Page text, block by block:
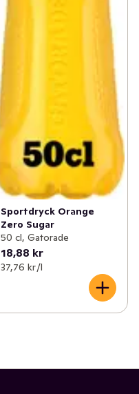
Sportdryck Orange
Zero Sugar
50 cl, Gatorade
18,88 kr
37,76 kr /l